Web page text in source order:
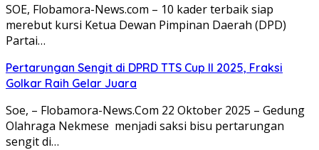
SOE, Flobamora-News.com – 10 kader terbaik siap
merebut kursi Ketua Dewan Pimpinan Daerah (DPD)
Partai…
Pertarungan Sengit di DPRD TTS Cup II 2025, Fraksi
Golkar Raih Gelar Juara
Soe, – Flobamora-News.Com 22 Oktober 2025 – Gedung
Olahraga Nekmese menjadi saksi bisu pertarungan
sengit di…